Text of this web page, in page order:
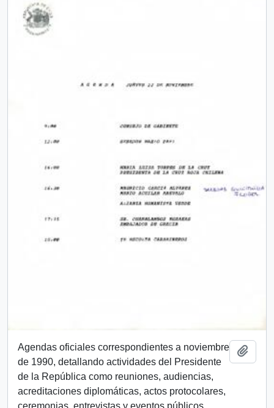
Agendas oficiales correspondientes a noviembre
de 1990, detallando actividades del Presidente
de la República como reuniones, audiencias,
acreditaciones diplomáticas, actos protocolares,
ceremonias, entrevistas y eventos públicos